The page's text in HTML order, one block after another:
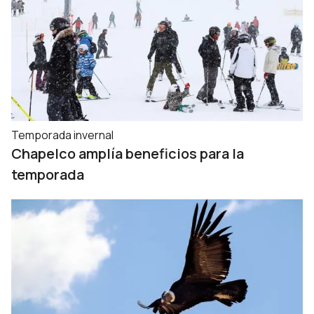
Temporada invernal
Chapelco amplía beneficios para la
temporada